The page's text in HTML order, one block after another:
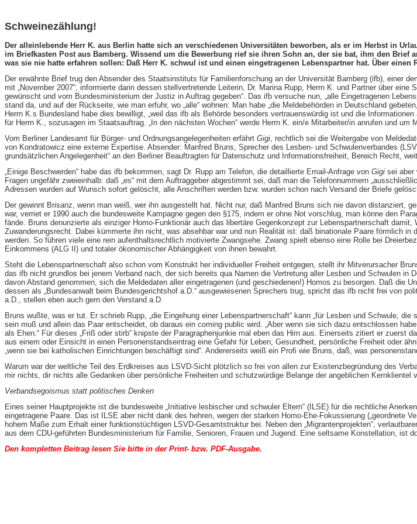
Schweinezählung!
Der alleinlebende Herr K. aus Berlin hatte sich an verschiedenen Universitäten beworben, als er im Herbst in
im Briefkasten Post aus Bamberg. Wissend um die Bewerbung rief sie ihren Sohn an, der sie bat, ihm den
was sie nie hatte erfahren sollen: Daß Herr K. schwul ist und einen eingetragenen Lebenspartner hat. Über einen
Der erwähnte Brief trug den Absender des Staatsinstituts für Familienforschung an der Universität Bamberg (ifb), einer
mit „November 2007“, informierte darin dessen stellvertretende Leiterin, Dr. Marina Rupp, Herrn K. und Partner über
gewünscht und vom Bundesministerium der Justiz in Auftrag gegeben“. Das ifb versuche nun, „alle Eingetragenen
stand da, und auf der Rückseite, wie man erfuhr, wo „alle“ wohnen: Man habe „die Meldebehörden in Deutschland
Herrn K.s Bundesland habe dies bewilligt, „weil das ifb als Behörde besonders vertrauenswürdig ist und die
für Herrn K., sozusagen im Staatsauftrag. „In den nächsten Wochen“ werde Herrn K. ein/e Mitarbeiter/in anrufen und um
Vom Berliner Landesamt für Bürger- und Ordnungsangelegenheiten erfährt Gigi, rechtlich sei die Weitergabe von
von Kondratowicz eine externe Expertise. Absender: Manfred Bruns, Sprecher des Lesben- und Schwulenverbandes
grundsätzlichen Angelegenheit“ an den Berliner Beauftragten für Datenschutz und Informationsfreiheit, Bereich Recht,
„Einige Beschwerden“ habe das ifb bekommen, sagt Dr. Rupp am Telefon, die detaillierte Email-Anfrage von Gigi sei aber
Fragen ungefähr zweieinhalb: daß „es“ mit dem Auftraggeber abgestimmt sei, daß man die Telefonnummern
Adressen wurden auf Wunsch sofort gelöscht, alle Anschriften werden bzw. wurden schon nach Versand der Briefe
Der gewinnt Brisanz, wenn man weiß, wer ihn ausgestellt hat. Nicht nur, daß Manfred Bruns sich nie davon distanziert,
war, verriet er 1990 auch die bundesweite Kampagne gegen den §175, indem er ohne Not vorschlug, man könne den
fände. Bruns denunzierte als einziger Homo-Funktionär auch das libertäre Gegenkonzept zur Lebenspartnerschaft
Zuwanderungsrecht. Dabei kümmerte ihn nicht, was absehbar war und nun Realität ist: daß binationale Paare förmlich
werden. So führen viele eine rein aufenthaltsrechtlich motivierte Zwangsehe. Zwang spielt ebenso eine Rolle bei
Einkommens (ALG II) und totaler ökonomischer Abhängigkeit von ihnen bewahrt.
Steht die Lebenspartnerschaft also schon vom Konstrukt her individueller Freiheit entgegen, stellt ihr Mitverursacher
das ifb nicht grundlos bei jenem Verband nach, der sich bereits qua Namen die Vertretung aller Lesben und Schwulen
davon Abstand genommen, sich die Meldedaten aller eingetragenen (und geschiedenen!) Homos zu besorgen. Daß die
dessen als „Bundesanwalt beim Bundesgerichtshof a.D.“ ausgewiesenen Sprechers trug, spricht das ifb nicht frei von
a.D., stellen eben auch gern den Verstand a.D.
Bruns wußte, was er tut. Er schrieb Rupp, „die Eingehung einer Lebenspartnerschaft“ kann „für Lesben und Schwule,
sein muß und allein das Paar entscheidet, ob daraus ein coming public wird. „Aber wenn sie sich dazu entschlossen
als Ehen.“ Für dieses „Friß oder stirb“ knipste der Paragraphenjunkie mal eben das Hirn aus. Einerseits zitiert er
aus einem oder Einsicht in einen Personenstandseintrag eine Gefahr für Leben, Gesundheit, persönliche Freiheit oder
„wenn sie bei katholischen Einrichtungen beschäftigt sind“. Andererseits weiß ein Profi wie Bruns, daß, was
Warum war der weltliche Teil des Erdkreises aus LSVD-Sicht plötzlich so frei von allen zur Existenzbegründung des
mir nichts, dir nichts alle Gedanken über persönliche Freiheiten und schutzwürdige Belange der angeblichen Kernklientel
Verbandsegoismus statt politisches Denken
Eines seiner Hauptprojekte ist die bundesweite „Initiative lesbischer und schwuler Eltern“ (ILSE) für die rechtliche
eingetragene Paare. Das ist ILSE aber nicht dank des hehren, wegen der starken Homo-Ehe-Fokussierung („geordnete
hohem Maße zum Erhalt einer funktionstüchtigen LSVD-Gesamtstruktur bei. Neben den „Migrantenprojekten“,
aus dem CDU-geführten Bundesministerium für Familie, Senioren, Frauen und Jugend. Eine seltsame Konstellation,
Den kompletten Beitrag lesen Sie bitte in der Print- bzw. PDF-Ausgabe.